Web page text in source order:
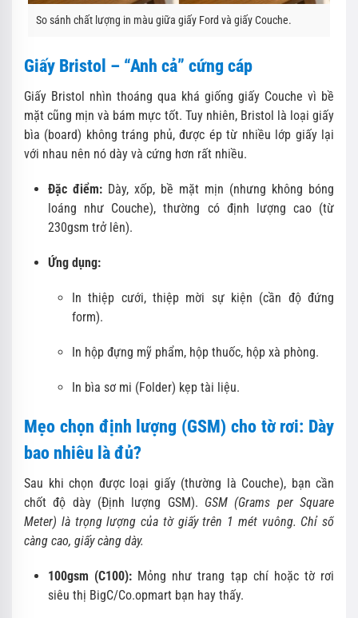
So sánh chất lượng in màu giữa giấy Ford và giấy Couche.
Giấy Bristol – “Anh cả” cứng cáp
Giấy Bristol nhìn thoáng qua khá giống giấy Couche vì bề
mặt cũng mịn và bám mực tốt. Tuy nhiên, Bristol là loại giấy
bìa (board) không tráng phủ, được ép từ nhiều lớp giấy lại
với nhau nên nó dày và cứng hơn rất nhiều.
Đặc điểm: Dày, xốp, bề mặt mịn (nhưng không bóng
loáng như Couche), thường có định lượng cao (từ
230gsm trở lên).
Ứng dụng:
In thiệp cưới, thiệp mời sự kiện (cần độ đứng
form).
In hộp đựng mỹ phẩm, hộp thuốc, hộp xà phòng.
In bìa sơ mi (Folder) kẹp tài liệu.
Mẹo chọn định lượng (GSM) cho tờ rơi: Dày
bao nhiêu là đủ?
Sau khi chọn được loại giấy (thường là Couche), bạn cần
chốt độ dày (Định lượng GSM). GSM (Grams per Square
Meter) là trọng lượng của tờ giấy trên 1 mét vuông. Chỉ số
càng cao, giấy càng dày.
100gsm (C100): Mỏng như trang tạp chí hoặc tờ rơi
siêu thị BigC/Co.opmart bạn hay thấy.